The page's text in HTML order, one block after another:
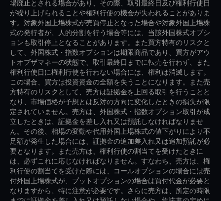
場廃止とされる場合があり、その際、取引最終日及び権利行使日
が繰り上げられることや権利行使の機会が失われることがありま
す。対象外国上場株式が売買停止となった場合や対象外国上場株
式の発行者が、人的分割を行う場合等には、当該外国株式オプシ
ョンも取引停止となることがあります。また買方特有のリスクと
して、外国株式・指数オプションは期限商品であり、買方がアウ
トオブザマネーの状態で、取引最終日までに転売を行わず、また
権利行使日に権利行使を行わない場合には、権利は消滅します。
この場合、買方は投資資金の全額を失うことになります。また売
方特有のリスクとして、売方は証拠金を上回る取引を行うことと
なり、市場価格が予想とは反対の方向に変化したときの損失が限
定されていません。売方は、外国株式・指数オプション取引が成
立したときは、証拠金を差し入れ又は預託しなければなりませ
ん。その後、相場の変動や代用外国上場株式の値下がりにより不
足額が発生した場合には、証拠金の追加差入れ又は追加預託が必
要となります。また売方は、権利行使の割当てを受けたときに
は、必ずこれに応じなければなりません。すなわち、売方は、権
利行使の割当てを受けた際には、コールオプションの場合には売
付外国上場株式が、プットオプションの場合は買付代金が必要と
なりますから、特に注意が必要です。さらに売方は、所定の時限